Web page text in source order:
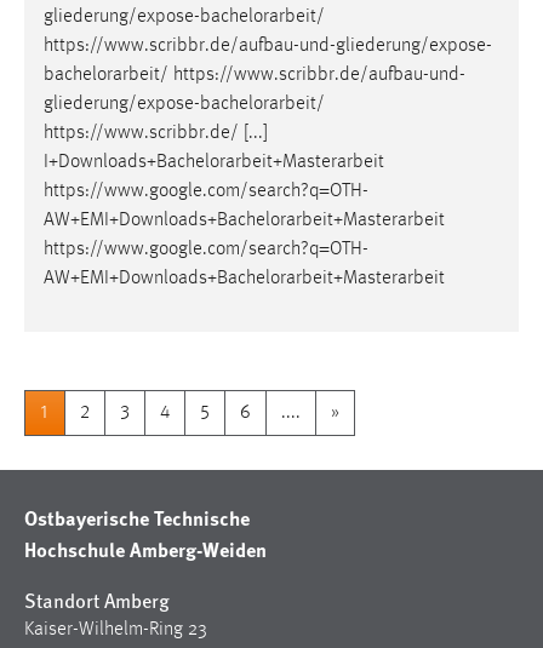
gliederung/expose-bachelorarbeit/
https://www.scribbr.de/aufbau-und-gliederung/expose-
bachelorarbeit/ https://www.scribbr.de/aufbau-und-
gliederung/expose-bachelorarbeit/
https://www.scribbr.de/ [...]
I+Downloads+Bachelorarbeit+Masterarbeit
https://www.google.com/search?q=OTH-
AW+EMI+Downloads+Bachelorarbeit+Masterarbeit
https://www.google.com/search?q=OTH-
AW+EMI+Downloads+Bachelorarbeit+Masterarbeit
1 2 3 4 5 6 .... »
Ostbayerische Technische
Hochschule Amberg-Weiden
Standort Amberg
Kaiser-Wilhelm-Ring 23